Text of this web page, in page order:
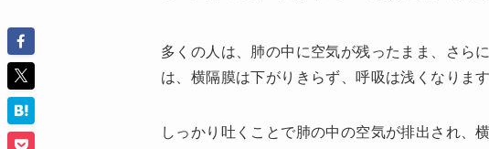
多くの人は、肺の中に空気が残ったまま、さら
は、横隔膜は下がりきらず、呼吸は浅くなります
しっかり吐くことで肺の中の空気が排出され、